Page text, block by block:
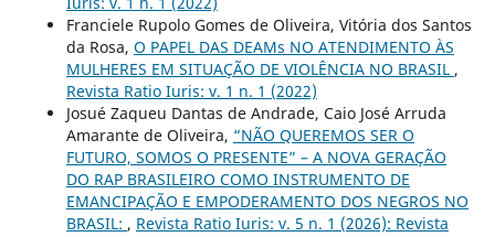
Franciele Rupolo Gomes de Oliveira, Vitória dos Santos
da Rosa, O PAPEL DAS DEAMs NO ATENDIMENTO ÀS
MULHERES EM SITUAÇÃO DE VIOLÊNCIA NO BRASIL ,
Revista Ratio Iuris: v. 1 n. 1 (2022)
Josué Zaqueu Dantas de Andrade, Caio José Arruda
Amarante de Oliveira, “NÃO QUEREMOS SER O
FUTURO, SOMOS O PRESENTE” – A NOVA GERAÇÃO
DO RAP BRASILEIRO COMO INSTRUMENTO DE
EMANCIPAÇÃO E EMPODERAMENTO DOS NEGROS NO
BRASIL: , Revista Ratio Iuris: v. 5 n. 1 (2026): Revista